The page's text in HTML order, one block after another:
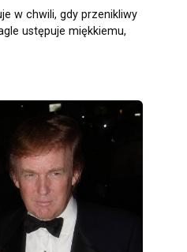
w chwili, gdy przenikliwy
ustępuje miękkiemu,